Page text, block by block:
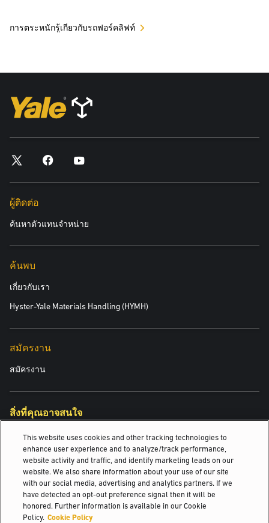
การตระหนักรู้เกี่ยวกับรถฟอร์คลิฟท์
ผู้ติดต่อ
ค้นหาตัวแทนจำหน่าย
ค้นพบ
เกี่ยวกับเรา
Hyster-Yale Materials Handling (HYMH)
สมัครงาน
สมัครงาน
สิ่งที่คุณอาจสนใจ
Yale Vision
Ehmann-Holz-Zentrum: นอยมัคต์ อิน เดอะ...
รถฟอร์คลิฟท์สำหรับพื้นผิวขรุขระ
© 2026 Hyster-Yale Materials Handling, Inc., all rights reserved.
This website uses cookies and other tracking technologies to
enhance user experience and to analyze/track performance,
website activity and traffic, and identify marketing leads on our
website. We also share information about your use of our site
with our social media, advertising and analytics partners. If we
have detected an opt-out preference signal then it will be
honored. Further information is available in our Cookie
Policy. Cookie Policy